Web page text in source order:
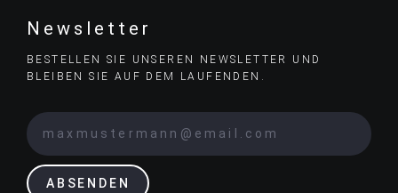
Newsletter
BESTELLEN SIE UNSEREN NEWSLETTER UND
BLEIBEN SIE AUF DEM LAUFENDEN.
ABSENDEN